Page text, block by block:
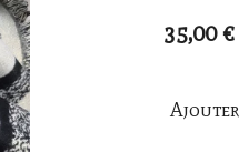
35,00 €